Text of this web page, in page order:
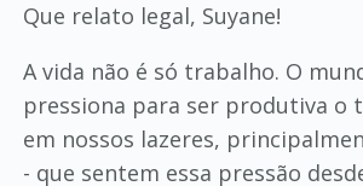
Que relato legal, Suyane!
A vida não é só trabalho. O
pressiona para ser produtiva o
em nossos lazeres,
- que sentem essa pressão